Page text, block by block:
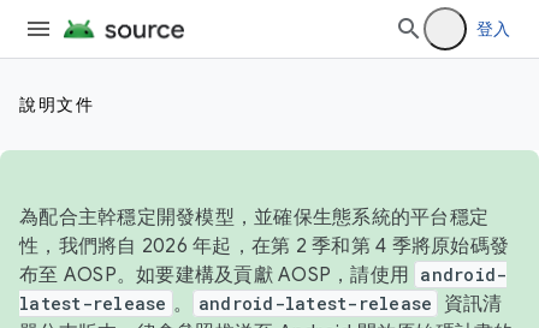
登入
說明文件
為配合主幹穩定開發模型，並確保生態系統的平台穩定
性，我們將自 2026 年起，在第 2 季和第 4 季將原始碼發
布至 AOSP。如要建構及貢獻 AOSP，請使用 android-
latest-release 。 android-latest-release
資訊清